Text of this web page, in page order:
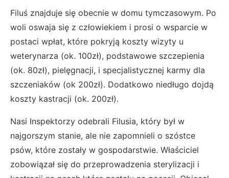
Filuś znajduje się obecnie w domu tymczasowym. Po
woli oswaja się z człowiekiem i prosi o wsparcie w
postaci wpłat, które pokryją koszty wizyty u
weterynarza (ok. 100zł), podstawowe szczepienia
(ok. 80zł), pielęgnacji, i specjalistycznej karmy dla
szczeniaków (ok 200zł). Dodatkowo niedługo dojdą
koszty kastracji (ok. 200zł).
Nasi Inspektorzy odebrali Filusia, który był w
najgorszym stanie, ale nie zapomnieli o szóstce
psów, które zostały w gospodarstwie. Właściciel
zobowiązał się do przeprowadzenia sterylizacji i